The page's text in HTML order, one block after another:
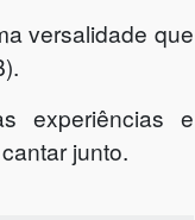
versalidade que
experiências e
junto.